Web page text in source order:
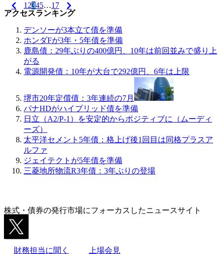
1 2345…17
アクセスランキング
デンソーが3本立て債を準備
ホンダFが3年・5年債を準備
鹿島債：29年ぶりの400億円、10年は前回並みで盛り上
がる
電源開発債：10年が大台で292億円、6年は上限
堺市20年定償債：3年連続の7月
パナHDがハイブリッド債を準備
日立（A2/P-1）を安定的からポジティブに（ムーディ
ーズ）
太平洋セメント5年債：格上げ後1回目は同格プラスア
ルファ
ジェイテクトが5年債を準備
三菱地所物流R3年債：3年ぶりの登場
株式・債券の発行市場にフォーカスしたニュースサイト
財務担当に聞く 上場会見